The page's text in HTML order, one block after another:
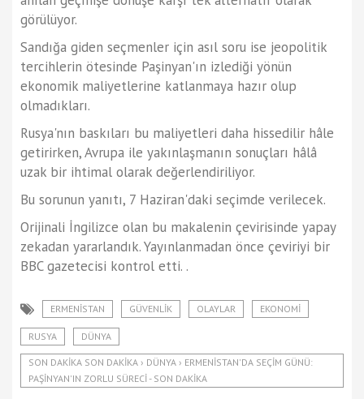
görülüyor.
Sandığa giden seçmenler için asıl soru ise jeopolitik
tercihlerin ötesinde Paşinyan'ın izlediği yönün
ekonomik maliyetlerine katlanmaya hazır olup
olmadıkları.
Rusya'nın baskıları bu maliyetleri daha hissedilir hâle
getirirken, Avrupa ile yakınlaşmanın sonuçları hâlâ
uzak bir ihtimal olarak değerlendiriliyor.
Bu sorunun yanıtı, 7 Haziran'daki seçimde verilecek.
Orijinali İngilizce olan bu makalenin çevirisinde yapay
zekadan yararlandık. Yayınlanmadan önce çeviriyi bir
BBC gazetecisi kontrol etti. .
ERMENISTAN GÜVENLIK OLAYLAR EKONOMI
RUSYA DÜNYA
SON DAKIKA SON DAKIKA › DÜNYA › ERMENISTAN'DA SEÇIM GÜNÜ:
PAŞINYAN'IN ZORLU SÜRECI - SON DAKIKA